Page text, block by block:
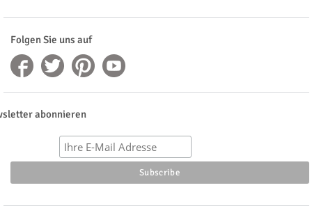
Folgen Sie uns auf
abonnieren